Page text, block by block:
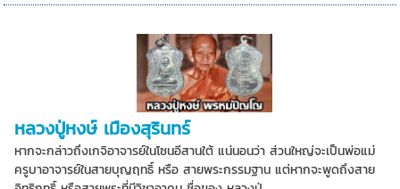
หลวงปู่หงษ์ เมืองสุรินทร์
หากจะกล่าวถึงเกจิอาจารย์ในโซนอีสานใต้ แน่นอนว่า ส่วนใหญ่จะเป็นพ่อแม่
ครูบาอาจารย์ในสายบุญฤทธิ์ หรือ สายพระกรรมฐาน แต่หากจะพูดถึงสาย